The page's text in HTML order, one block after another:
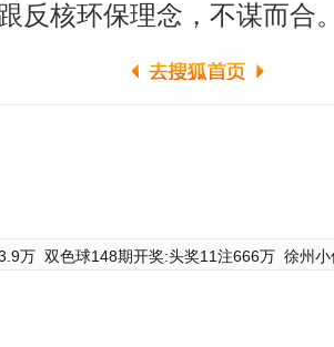
反核环保理念，不谋而合
万 双色球148期开奖:头奖11注666万 徐州